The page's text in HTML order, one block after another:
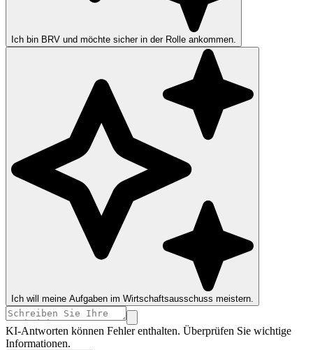
Ich bin BRV und möchte sicher in der Rolle ankommen.
Ich will meine Aufgaben im Wirtschaftsausschuss meistern.
KI-Antworten können Fehler enthalten. Überprüfen Sie wichtige
Informationen.